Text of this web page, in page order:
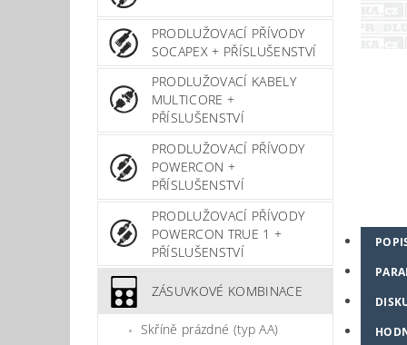
PRODLUŽOVACÍ PŘÍVODY
SOCAPEX + PŘÍSLUŠENSTVÍ
PRODLUŽOVACÍ KABELY
MULTICORE +
PŘÍSLUŠENSTVÍ
PRODLUŽOVACÍ PŘÍVODY
POWERCON +
PŘÍSLUŠENSTVÍ
PRODLUŽOVACÍ PŘÍVODY
POWERCON TRUE 1 +
PŘÍSLUŠENSTVÍ
ZÁSUVKOVÉ KOMBINACE
Skříně prázdné (typ AA)